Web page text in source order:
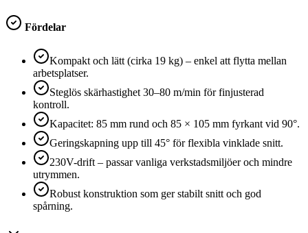
Fördelar
Kompakt och lätt (cirka 19 kg) – enkel att flytta mellan
arbetsplatser.
Steglös skärhastighet 30–80 m/min för finjusterad
kontroll.
Kapacitet: 85 mm rund och 85 × 105 mm fyrkant vid 90°.
Geringskapning upp till 45° för flexibla vinklade snitt.
230V-drift – passar vanliga verkstadsmiljöer och mindre
utrymmen.
Robust konstruktion som ger stabilt snitt och god
spårning.